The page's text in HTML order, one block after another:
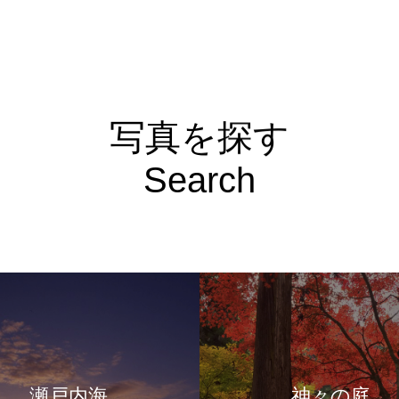
写真を探す
Search